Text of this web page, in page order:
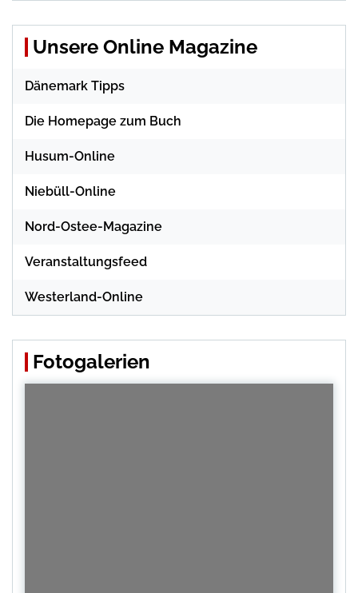
Unsere Online Magazine
Dänemark Tipps
Die Homepage zum Buch
Husum-Online
Niebüll-Online
Nord-Ostee-Magazine
Veranstaltungsfeed
Westerland-Online
Fotogalerien